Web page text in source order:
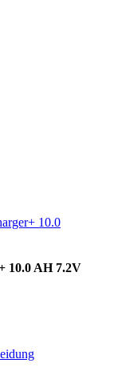
10.0 AH 7.2V